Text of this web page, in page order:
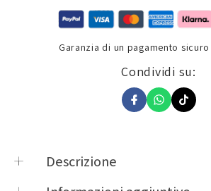
Garanzia di un pagamento
Condividi su:
Descrizione
FLANGIA BF56 PER BORSA GIVI